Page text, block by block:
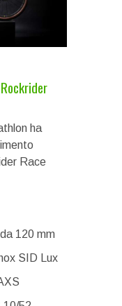
ha
Race
120 mm
SID Lux